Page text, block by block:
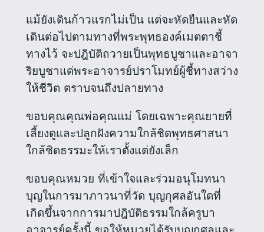
แม้ยังเดินก้าวแรกไม่เป็น แต่จะหัดยืนและหัด
เดินต่อไปตามทางที่พระพุทธองค์เมตตาชี้
ทางไว้ จะปฎิบัติถวายเป็นพุทธบูชาและอาจา
ริยบูชาแด่พระอาจารย์ปราโมทย์ผู้ชี้ทางสว่าง
ให้ชีวิต ตราบจนถึงปลายทาง
ขอบคุณคุณพ่อคุณแม่ โดยเฉพาะคุณยายที่
เลี้ยงดูและปลูกฝังความใกล้ชิดพุทธศาสนา
ใกล้ชิดธรรมะให้เราตั้งแต่ยังเล็ก
ขอบคุณหมวย ที่เข้าใจและร่วมอนุโมทนา
บุญในการมาภาวนาที่วัด บุญกุศลอันใดที่
เกิดขึ้นจากการมาปฎิบัติธรรมใกล้ครูบา